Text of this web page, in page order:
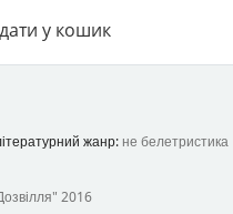
у кошик
жанр: не белетристика
2016